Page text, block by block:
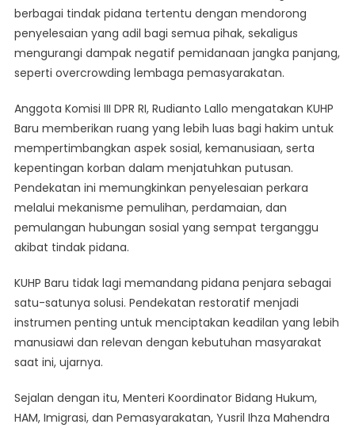
berbagai tindak pidana tertentu dengan mendorong
penyelesaian yang adil bagi semua pihak, sekaligus
mengurangi dampak negatif pemidanaan jangka panjang,
seperti overcrowding lembaga pemasyarakatan.
Anggota Komisi III DPR RI, Rudianto Lallo mengatakan KUHP
Baru memberikan ruang yang lebih luas bagi hakim untuk
mempertimbangkan aspek sosial, kemanusiaan, serta
kepentingan korban dalam menjatuhkan putusan.
Pendekatan ini memungkinkan penyelesaian perkara
melalui mekanisme pemulihan, perdamaian, dan
pemulangan hubungan sosial yang sempat terganggu
akibat tindak pidana.
KUHP Baru tidak lagi memandang pidana penjara sebagai
satu-satunya solusi. Pendekatan restoratif menjadi
instrumen penting untuk menciptakan keadilan yang lebih
manusiawi dan relevan dengan kebutuhan masyarakat
saat ini, ujarnya.
Sejalan dengan itu, Menteri Koordinator Bidang Hukum,
HAM, Imigrasi, dan Pemasyarakatan, Yusril Ihza Mahendra